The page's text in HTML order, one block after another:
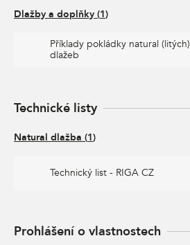
Dlažby a doplňky (1)
Příklady pokládky natural (litých)
dlažeb
Technické listy
Natural dlažba (1)
Technický list - RIGA CZ
Prohlášení o vlastnostech